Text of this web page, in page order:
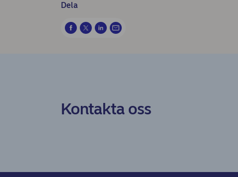
Dela
Kontakta oss